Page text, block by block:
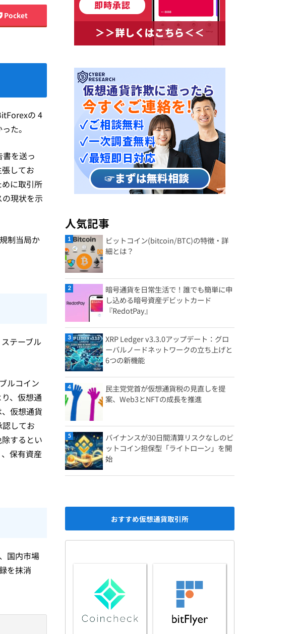
Pocket
の 4
た。
を送っ
してお
に取引所
現状を示
制当局か
テーブル
ルコイン
、仮想通
仮想通貨
してお
するとい
保有資産
国内市場
を抹消
人気記事
ビットコイン(bitcoin/BTC)の特徴・詳
細とは？
暗号通貨を日常生活で！誰でも簡単に申
し込める暗号資産デビットカード
『RedotPay』
XRP Ledger v3.3.0アップデート：グロ
ーバルノードネットワークの立ち上げと
6つの新機能
民主党党首が仮想通貨税の見直しを提
案、Web3とNFTの成長を推進
バイナンスが30日間清算リスクなしのビ
ットコイン担保型「ライトローン」を開
始
おすすめ仮想通貨取引所